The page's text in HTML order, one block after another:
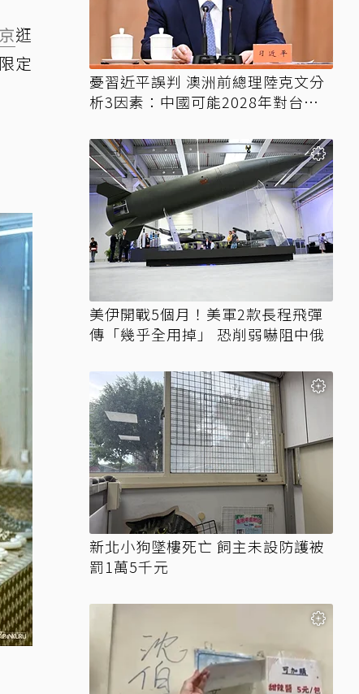
逛
定
憂習近平誤判 澳洲前總理陸克文分
析3因素：中國可能2028年對台動
美伊開戰5個月！美軍2款長程飛彈
傳「幾乎全用掉」 恐削弱嚇阻中俄
新北小狗墜樓死亡 飼主未設防護被
罰1萬5千元